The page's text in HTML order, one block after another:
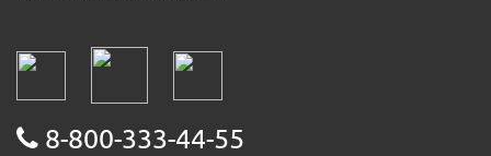
8-800-333-44-55